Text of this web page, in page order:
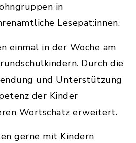
in
Lesepat:innen.
einmal in der Woche am
Durch die
und Unterstützung
der Kinder
Wortschatz erweitert.
gerne mit Kindern